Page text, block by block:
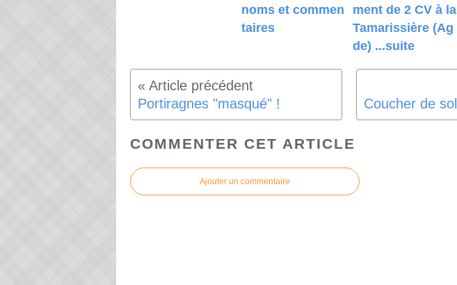
noms et commen
taires
ment de 2 CV à la
Tamarissière (Ag
de) ...suite
Portiragnes "masqué" !
COMMENTER CET ARTICLE
Ajouter un commentaire